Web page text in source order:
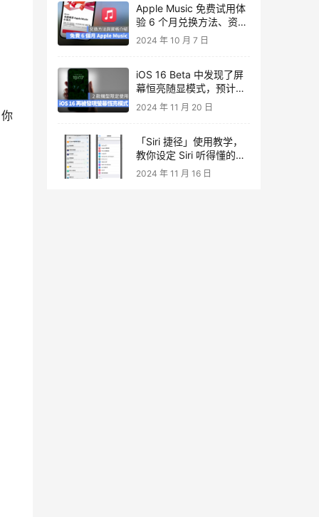
Apple Music 免费试用体
验 6 个月兑换方法、资格
与限制
2024 年 10 月 7 日
iOS 16 Beta 中发现了屏
幕恒亮随显模式，预计使
用在iPhone 14 Pro 上
2024 年 11 月 20 日
「Siri 捷径」使用教学，
教你设定 Siri 听得懂的字
动画脚本
2024 年 11 月 16 日